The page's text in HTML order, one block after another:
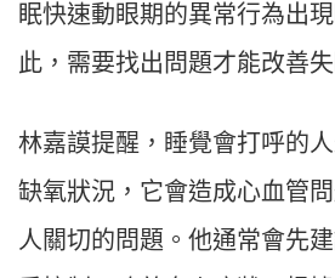
眠快速動眼期的異常行為出
此，需要找出問題才能改善失
林嘉謨提醒，睡覺會打呼的
缺氧狀況，它會造成心血管
人關切的問題。他通常會先